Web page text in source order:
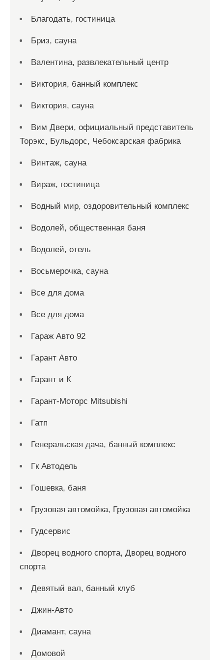
Благодать, гостиница
Бриз, сауна
Валентина, развлекательный центр
Виктория, банный комплекс
Виктория, сауна
Вим Двери, официальный представитель
Торэкс, Бульдорс, Чебоксарская фабрика
Винтаж, сауна
Вираж, гостиница
Водный мир, оздоровительный комплекс
Водолей, общественная баня
Водолей, отель
Восьмерочка, сауна
Все для дома
Все для дома
Гараж Авто 92
Гарант Авто
Гарант и К
Гарант-Моторс Mitsubishi
Гатп
Генеральская дача, банный комплекс
Гк Автодель
Гошевка, баня
Грузовая автомойка, Грузовая автомойка
Гудсервис
Дворец водного спорта, Дворец водного
спорта
Девятый вал, банный клуб
Джин-Авто
Диамант, сауна
Домовой